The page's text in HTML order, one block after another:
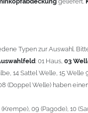
derKaminhaubemit
Typen zur Auswahl.
: 01 Haus, 03
14 Sattel Welle, 15 Welle
(Doppel Welle) haben
09 (Pagode), 10